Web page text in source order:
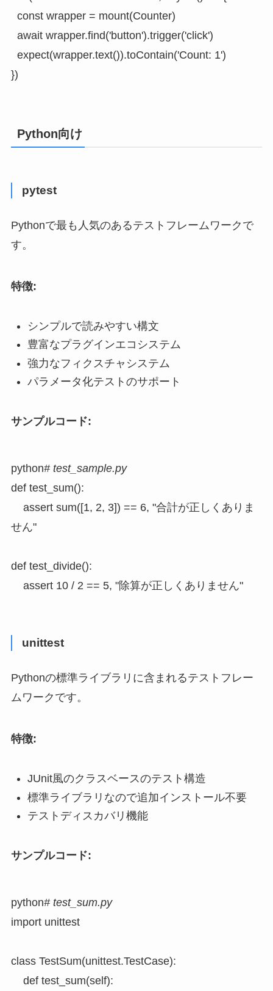
})
Python向け
pytest
Pythonで最も人気のあるテストフレームワークで
す。
特徴:
シンプルで読みやすい構文
豊富なプラグインエコシステム
強力なフィクスチャシステム
パラメータ化テストのサポート
サンプルコード:
python# test_sample.py
def test_sum():
せん"
def test_divide():
    assert 10 / 2 == 5, "除算が正しくありません"
unittest
Pythonの標準ライブラリに含まれるテストフレー
ムワークです。
特徴:
JUnit風のクラスベースのテスト構造
標準ライブラリなので追加インストール不要
テストディスカバリ機能
サンプルコード:
python# test_sum.py
import unittest
class TestSum(unittest.TestCase):